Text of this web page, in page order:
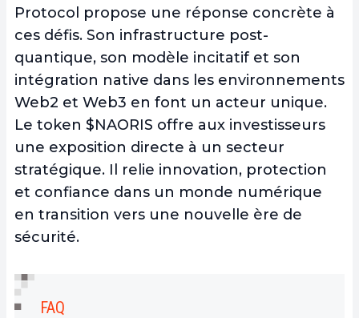
Protocol propose une réponse concrète à
ces défis. Son infrastructure post-
quantique, son modèle incitatif et son
intégration native dans les environnements
Web2 et Web3 en font un acteur unique.
Le token $NAORIS offre aux investisseurs
une exposition directe à un secteur
stratégique. Il relie innovation, protection
et confiance dans un monde numérique
en transition vers une nouvelle ère de
sécurité.
FAQ